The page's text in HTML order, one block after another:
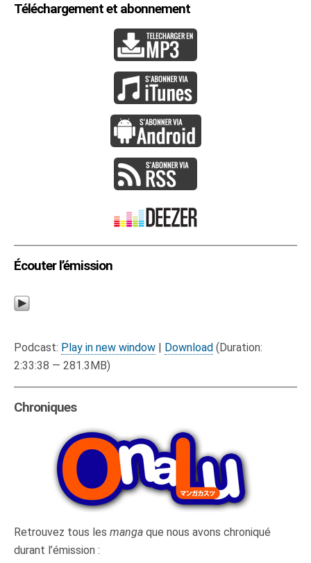
Téléchargement et abonnement
Écouter l’émission
Podcast: Play in new window | Download (Duration:
2:33:38 — 281.3MB)
Chroniques
Retrouvez tous les manga que nous avons chroniqué
durant l’émission :